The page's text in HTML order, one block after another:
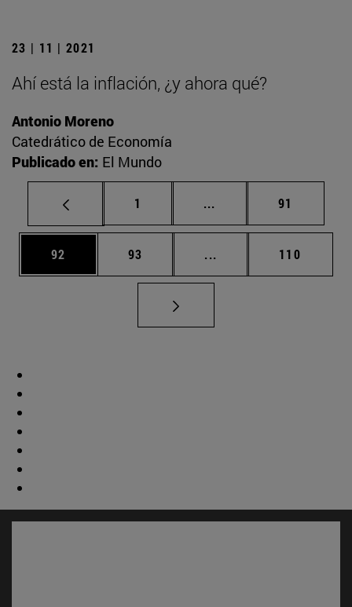
23 | 11 | 2021
Ahí está la inflación, ¿y ahora qué?
Antonio Moreno
Catedrático de Economía
Publicado en: El Mundo
Página
1 ... Páginas intermedias
Página
91
Página
92 Página
93 ... Páginas intermedias
Página
110